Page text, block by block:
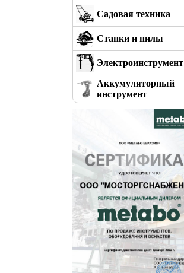
Садовая техника
Станки и пилы
Электроинструмент
Аккумуляторный
инструмент